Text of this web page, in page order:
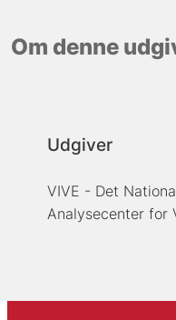
Om denne
Udgiver
VIVE - Det
Analysecenter for